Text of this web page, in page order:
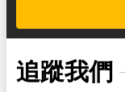
追蹤我們